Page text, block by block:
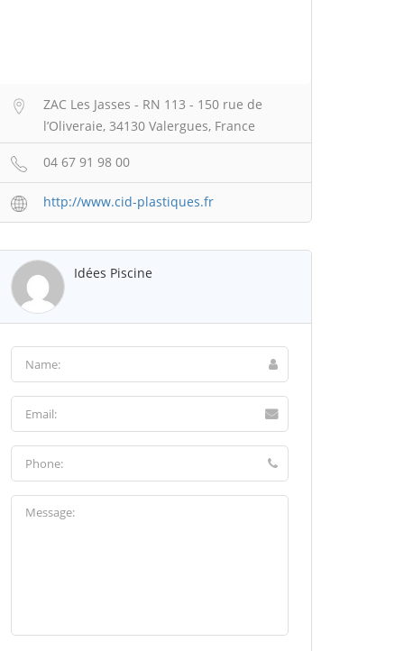
ZAC Les Jasses - RN 113 - 150 rue de
l’Oliveraie, 34130 Valergues, France
04 67 91 98 00
http://www.cid-plastiques.fr
Idées Piscine